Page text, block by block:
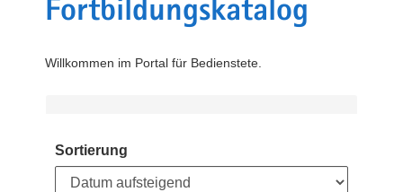
Fortbildungskatalog
Willkommen im Portal für Bedienstete.
Sortierung